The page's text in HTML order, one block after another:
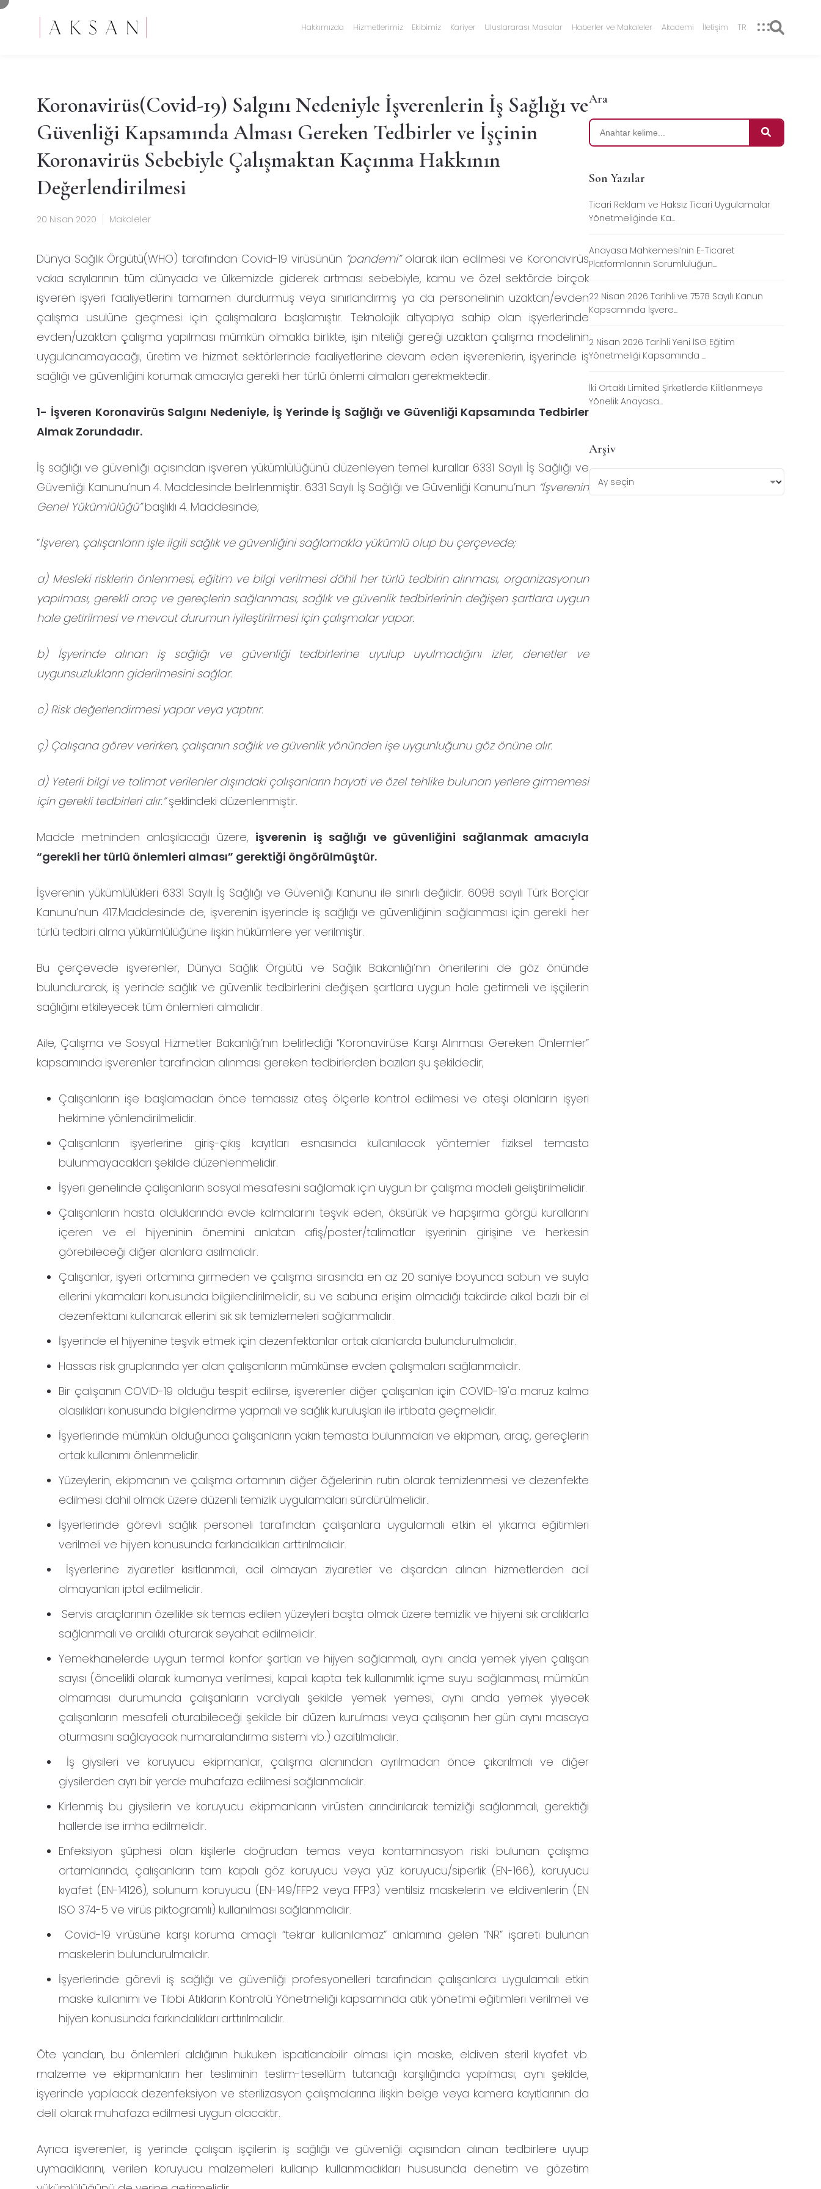
Hakkımızda Hizmetlerimiz Ekibimiz Kariyer Uluslararası Masalar Haberler ve Makaleler Akademi İletişim TR
Koronavirüs(Covid-19) Salgını Nedeniyle İşverenlerin İş Sağlığı ve
Güvenliği Kapsamında Alması Gereken Tedbirler ve İşçinin
Koronavirüs Sebebiyle Çalışmaktan Kaçınma Hakkının
Değerlendirilmesi
20 Nisan 2020 Makaleler
Dünya Sağlık Örgütü(WHO) tarafından Covid-19 virüsünün “pandemi”olarak ilan edilmesi ve Koronavirüs
vakıa sayılarının tüm dünyada ve ülkemizde giderek artması sebebiyle, kamu ve özel sektörde birçok
işveren işyeri faaliyetlerini tamamen durdurmuş veya sınırlandırmış ya da personelinin uzaktan/evden
çalışma usulüne geçmesi için çalışmalara başlamıştır. Teknolojik altyapıya sahip olan işyerlerinde
evden/uzaktan çalışma yapılması mümkün olmakla birlikte, işin niteliği gereği uzaktan çalışma modelinin
uygulanamayacağı, üretim ve hizmet sektörlerinde faaliyetlerine devam eden işverenlerin, işyerinde iş
sağlığı ve güvenliğini korumak amacıyla gerekli her türlü önlemi almaları gerekmektedir.
1- İşveren Koronavirüs Salgını Nedeniyle, İş Yerinde İş Sağlığı ve Güvenliği Kapsamında Tedbirler
Almak Zorundadır.
İş sağlığı ve güvenliği açısından işveren yükümlülüğünü düzenleyen temel kurallar 6331 Sayılı İş Sağlığı ve
Güvenliği Kanunu’nun 4. Maddesinde belirlenmiştir. 6331 Sayılı İş Sağlığı ve Güvenliği Kanunu’nun “İşverenin
Genel Yükümlülüğü”başlıklı 4. Maddesinde;
“İşveren, çalışanların işle ilgili sağlık ve güvenliğini sağlamakla yükümlü olup bu çerçevede;
a) Mesleki risklerin önlenmesi, eğitim ve bilgi verilmesi dâhil her türlü tedbirin alınması, organizasyonun
yapılması, gerekli araç ve gereçlerin sağlanması, sağlık ve güvenlik tedbirlerinin değişen şartlara uygun
hale getirilmesi ve mevcut durumun iyileştirilmesi için çalışmalar yapar.
b) İşyerinde alınan iş sağlığı ve güvenliği tedbirlerine uyulup uyulmadığını izler, denetler ve
uygunsuzlukların giderilmesini sağlar.
c) Risk değerlendirmesi yapar veya yaptırır.
ç) Çalışana görev verirken, çalışanın sağlık ve güvenlik yönünden işe uygunluğunu göz önüne alır.
d) Yeterli bilgi ve talimat verilenler dışındaki çalışanların hayati ve özel tehlike bulunan yerlere girmemesi
için gerekli tedbirleri alır.”şeklindeki düzenlenmiştir.
Madde metninden anlaşılacağı üzere, işverenin iş sağlığı ve güvenliğini sağlanmak amacıyla
“gerekli her türlü önlemleri alması” gerektiği öngörülmüştür.
İşverenin yükümlülükleri 6331 Sayılı İş Sağlığı ve Güvenliği Kanunu ile sınırlı değildir. 6098 sayılı Türk Borçlar
Kanunu’nun 417.Maddesinde de, işverenin işyerinde iş sağlığı ve güvenliğinin sağlanması için gerekli her
türlü tedbiri alma yükümlülüğüne ilişkin hükümlere yer verilmiştir.
Bu çerçevede işverenler, Dünya Sağlık Örgütü ve Sağlık Bakanlığı’nın önerilerini de göz önünde
bulundurarak, iş yerinde sağlık ve güvenlik tedbirlerini değişen şartlara uygun hale getirmeli ve işçilerin
sağlığını etkileyecek tüm önlemleri almalıdır.
Aile, Çalışma ve Sosyal Hizmetler Bakanlığı’nın belirlediği “Koronavirüse Karşı Alınması Gereken Önlemler”
kapsamında işverenler tarafından alınması gereken tedbirlerden bazıları şu şekildedir;
Çalışanların işe başlamadan önce temassız ateş ölçerle kontrol edilmesi ve ateşi olanların işyeri
hekimine yönlendirilmelidir.
Çalışanların işyerlerine giriş-çıkış kayıtları esnasında kullanılacak yöntemler fiziksel temasta
bulunmayacakları şekilde düzenlenmelidir.
İşyeri genelinde çalışanların sosyal mesafesini sağlamak için uygun bir çalışma modeli geliştirilmelidir.
Çalışanların hasta olduklarında evde kalmalarını teşvik eden, öksürük ve hapşırma görgü kurallarını
içeren ve el hijyeninin önemini anlatan afiş/poster/talimatlar işyerinin girişine ve herkesin
görebileceği diğer alanlara asılmalıdır.
Çalışanlar, işyeri ortamına girmeden ve çalışma sırasında en az 20 saniye boyunca sabun ve suyla
ellerini yıkamaları konusunda bilgilendirilmelidir, su ve sabuna erişim olmadığı takdirde alkol bazlı bir el
dezenfektanı kullanarak ellerini sık sık temizlemeleri sağlanmalıdır.
İşyerinde el hijyenine teşvik etmek için dezenfektanlar ortak alanlarda bulundurulmalıdır.
Hassas risk gruplarında yer alan çalışanların mümkünse evden çalışmaları sağlanmalıdır.
Bir çalışanın COVID-19 olduğu tespit edilirse, işverenler diğer çalışanları için COVID-19'a maruz kalma
olasılıkları konusunda bilgilendirme yapmalı ve sağlık kuruluşları ile irtibata geçmelidir.
İşyerlerinde mümkün olduğunca çalışanların yakın temasta bulunmaları ve ekipman, araç, gereçlerin
ortak kullanımı önlenmelidir.
Yüzeylerin, ekipmanın ve çalışma ortamının diğer öğelerinin rutin olarak temizlenmesi ve dezenfekte
edilmesi dahil olmak üzere düzenli temizlik uygulamaları sürdürülmelidir.
İşyerlerinde görevli sağlık personeli tarafından çalışanlara uygulamalı etkin el yıkama eğitimleri
verilmeli ve hijyen konusunda farkındalıkları arttırılmalıdır.
İşyerlerine ziyaretler kısıtlanmalı, acil olmayan ziyaretler ve dışardan alınan hizmetlerden acil
olmayanları iptal edilmelidir.
Servis araçlarının özellikle sık temas edilen yüzeyleri başta olmak üzere temizlik ve hijyeni sık aralıklarla
sağlanmalı ve aralıklı oturarak seyahat edilmelidir.
Yemekhanelerde uygun termal konfor şartları ve hijyen sağlanmalı, aynı anda yemek yiyen çalışan
sayısı (öncelikli olarak kumanya verilmesi, kapalı kapta tek kullanımlık içme suyu sağlanması, mümkün
olmaması durumunda çalışanların vardiyalı şekilde yemek yemesi, aynı anda yemek yiyecek
çalışanların mesafeli oturabileceği şekilde bir düzen kurulması veya çalışanın her gün aynı masaya
oturmasını sağlayacak numaralandırma sistemi vb.) azaltılmalıdır.
İş giysileri ve koruyucu ekipmanlar, çalışma alanından ayrılmadan önce çıkarılmalı ve diğer
giysilerden ayrı bir yerde muhafaza edilmesi sağlanmalıdır.
Kirlenmiş bu giysilerin ve koruyucu ekipmanların virüsten arındırılarak temizliği sağlanmalı, gerektiği
hallerde ise imha edilmelidir.
Enfeksiyon şüphesi olan kişilerle doğrudan temas veya kontaminasyon riski bulunan çalışma
ortamlarında, çalışanların tam kapalı göz koruyucu veya yüz koruyucu/siperlik (EN-166), koruyucu
kıyafet (EN-14126), solunum koruyucu (EN-149/FFP2 veya FFP3) ventilsiz maskelerin ve eldivenlerin (EN
ISO 374-5 ve virüs piktogramlı) kullanılması sağlanmalıdır.
Covid-19 virüsüne karşı koruma amaçlı “tekrar kullanılamaz” anlamına gelen “NR” işareti bulunan
maskelerin bulundurulmalıdır.
İşyerlerinde görevli iş sağlığı ve güvenliği profesyonelleri tarafından çalışanlara uygulamalı etkin
maske kullanımı ve Tıbbi Atıkların Kontrolü Yönetmeliği kapsamında atık yönetimi eğitimleri verilmeli ve
hijyen konusunda farkındalıkları arttırılmalıdır.
Öte yandan, bu önlemleri aldığının hukuken ispatlanabilir olması için maske, eldiven steril kıyafet vb.
malzeme ve ekipmanların her tesliminin teslim-tesellüm tutanağı karşılığında yapılması; aynı şekilde,
işyerinde yapılacak dezenfeksiyon ve sterilizasyon çalışmalarına ilişkin belge veya kamera kayıtlarının da
delil olarak muhafaza edilmesi uygun olacaktır.
Ayrıca işverenler, iş yerinde çalışan işçilerin iş sağlığı ve güvenliği açısından alınan tedbirlere uyup
uymadıklarını, verilen koruyucu malzemeleri kullanıp kullanmadıkları hususunda denetim ve gözetim
Ara
Son Yazılar
Ticari Reklam ve Haksız Ticari Uygulamalar
Yönetmeliğinde Ka...
Anayasa Mahkemesi’nin E-Ticaret
Platformlarının Sorumluluğun...
22 Nisan 2026 Tarihli ve 7578 Sayılı Kanun
Kapsamında İşvere...
2 Nisan 2026 Tarihli Yeni İSG Eğitim
Yönetmeliği Kapsamında ...
İki Ortaklı Limited Şirketlerde Kilitlenmeye
Yönelik Anayasa...
Arşiv